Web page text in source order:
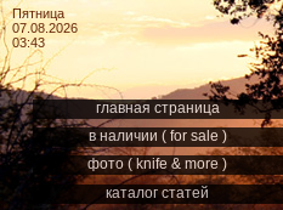
Пятница
07.08.2026
03:43
главная страница
в наличии ( for sale )
фото ( knife & more )
каталог статей